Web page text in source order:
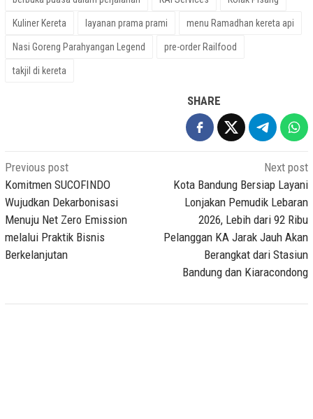
Kuliner Kereta layanan prama prami menu Ramadhan kereta api
Nasi Goreng Parahyangan Legend pre-order Railfood
takjil di kereta
SHARE
Post
navigation
Previous post
Komitmen SUCOFINDO
Wujudkan Dekarbonisasi
Menuju Net Zero Emission
melalui Praktik Bisnis
Berkelanjutan
Next post
Kota Bandung Bersiap Layani
Lonjakan Pemudik Lebaran
2026, Lebih dari 92 Ribu
Pelanggan KA Jarak Jauh Akan
Berangkat dari Stasiun
Bandung dan Kiaracondong